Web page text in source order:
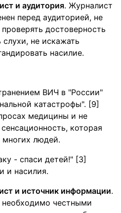
и аудитория. Журналист
перед аудиторией, не
достоверность
слухи, не искажать
насилие.
ВИЧ в "России"
катастрофы". [9]
медицины и не
которая
людей.
- спаси детей!" [3]
и насилия.
и источник информации.
честными